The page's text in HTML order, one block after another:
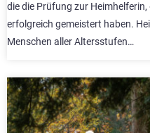
die die Prüfung zur
erfolgreich gemeistert haben.
Menschen aller Altersstufen…